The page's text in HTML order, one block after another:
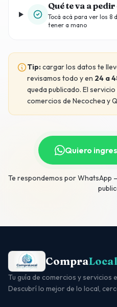
Qué te va a pedir
Tocá acá para ver los 8
tener a mano
Tip:cargar los datos te
revisamos todo y en 24 a
queda publicado. El
comercios de Necochea y
Quiero
Te respondemos por WhatsApp
CompraLocal
Tu guía de comercios y servicios
Descubrí lo mejor de lo local,